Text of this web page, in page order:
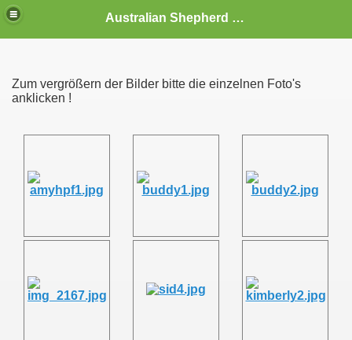
Australian Shepherd Deckrüden,Australian Shepherd Rüden,Australian Shepherd Züchter,Deckrüden,Aussies,Welpen
Zum vergrößern der Bilder bitte die einzelnen Foto's
anklicken !